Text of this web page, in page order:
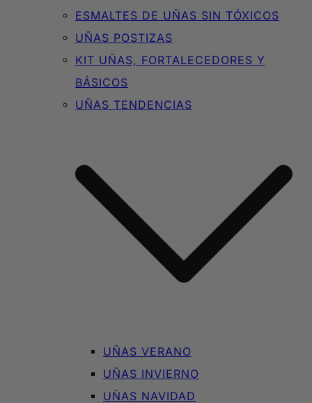
ESMALTES DE UÑAS SIN TÓXICOS
UÑAS POSTIZAS
KIT UÑAS, FORTALECEDORES Y
BÁSICOS
UÑAS TENDENCIAS
UÑAS VERANO
UÑAS INVIERNO
UÑAS NAVIDAD